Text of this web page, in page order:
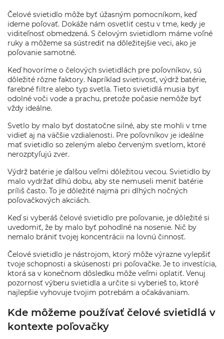
Čelové svietidlo môže byť úžasným pomocníkom, keď
ideme poľovať. Dokáže nám osvetliť cestu v tme, kedy je
viditeľnosť obmedzená. S čelovým svietidlom máme voľné
ruky a môžeme sa sústrediť na dôležitejšie veci, ako je
poľovanie samotné.
Keď hovoríme o čelových svietidlách pre poľovníkov, sú
dôležité rôzne faktory. Napríklad svietivosť, výdrž batérie,
farebné filtre alebo typ svetla. Tieto svietidlá musia byť
odolné voči vode a prachu, pretože počasie nemôže byť
vždy ideálne.
Svetlo by malo byť dostatočne silné, aby ste mohli v tme
vidieť aj na väčšie vzdialenosti. Pre poľovníkov je ideálne
mať svietidlo so zeleným alebo červeným svetlom, ktoré
nerozptyľujú zver.
Výdrž batérie je ďalšou veľmi dôležitou vecou. Svietidlo by
malo vydržať dlhú dobu, aby ste nemuseli meniť batérie
príliš často. To je dôležité najmä pri dlhých nočných
poľovačkových akciách.
Keď si vyberáš čelové svietidlo pre poľovanie, je dôležité si
uvedomiť, že by malo byť pohodlné na nosenie. Nič by
nemalo brániť tvojej koncentrácii na lovnú činnosť.
Čelové svietidlo je nástrojom, ktorý môže výrazne vylepšiť
tvoje schopnosti a skúsenosti pri poľovačke. Je to investícia,
ktorá sa v konečnom dôsledku môže veľmi oplatiť. Venuj
pozornosť výberu svietidla a určite si vyberieš to, ktoré
najlepšie vyhovuje tvojim potrebám a očakávaniam.
Kde môžeme používať čelové svietidlá v
kontexte poľovačky